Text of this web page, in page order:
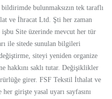
bulunmaksızın tek taraflı
ve İhracat Ltd. Şti her zaman
Site üzerinde mevcut her tür
ile sitede sunulan bilgileri
siteyi yeniden organize
hakkını saklı tutar. Değişiklikler
girer. FSF Tekstil İthalat ve
her girişte yasal uyarı sayfasını